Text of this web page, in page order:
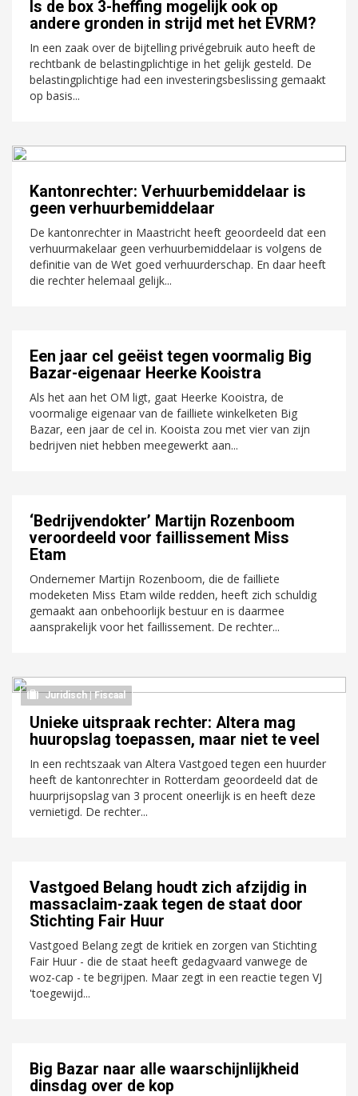
Is de box 3-heffing mogelijk ook op
andere gronden in strijd met het EVRM?
In een zaak over de bijtelling privégebruik auto heeft de
rechtbank de belastingplichtige in het gelijk gesteld. De
belastingplichtige had een investeringsbeslissing gemaakt
op basis...
Kantonrechter: Verhuurbemiddelaar is
geen verhuurbemiddelaar
De kantonrechter in Maastricht heeft geoordeeld dat een
verhuurmakelaar geen verhuurbemiddelaar is volgens de
definitie van de Wet goed verhuurderschap. En daar heeft
die rechter helemaal gelijk...
Een jaar cel geëist tegen voormalig Big
Bazar-eigenaar Heerke Kooistra
Als het aan het OM ligt, gaat Heerke Kooistra, de
voormalige eigenaar van de failliete winkelketen Big
Bazar, een jaar de cel in. Kooista zou met vier van zijn
bedrijven niet hebben meegewerkt aan...
‘Bedrijvendokter’ Martijn Rozenboom
veroordeeld voor faillissement Miss
Etam
Ondernemer Martijn Rozenboom, die de failliete
modeketen Miss Etam wilde redden, heeft zich schuldig
gemaakt aan onbehoorlijk bestuur en is daarmee
aansprakelijk voor het faillissement. De rechter...
Juridisch | Fiscaal
Unieke uitspraak rechter: Altera mag
huuropslag toepassen, maar niet te veel
In een rechtszaak van Altera Vastgoed tegen een huurder
heeft de kantonrechter in Rotterdam geoordeeld dat de
huurprijsopslag van 3 procent oneerlijk is en heeft deze
vernietigd. De rechter...
Vastgoed Belang houdt zich afzijdig in
massaclaim-zaak tegen de staat door
Stichting Fair Huur
Vastgoed Belang zegt de kritiek en zorgen van Stichting
Fair Huur - die de staat heeft gedagvaard vanwege de
woz-cap - te begrijpen. Maar zegt in een reactie tegen VJ
'toegewijd...
Big Bazar naar alle waarschijnlijkheid
dinsdag over de kop